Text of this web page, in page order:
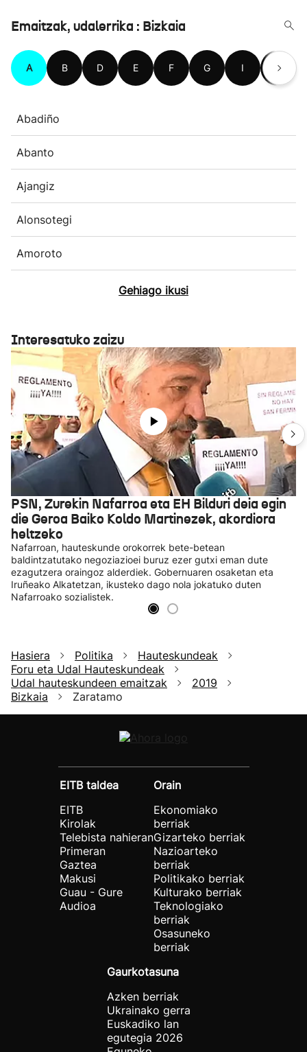
Emaitzak, udalerrika : Bizkaia
A B D E F G I J
Abadiño
Abanto
Ajangiz
Alonsotegi
Amoroto
Gehiago ikusi
Interesatuko zaizu
PSN, Zurekin Nafarroa eta EH Bilduri deia egin
die Geroa Baiko Koldo Martinezek, akordiora
heltzeko
Nafarroan, hauteskunde orokorrek bete-betean
baldintzatutako negoziazioei buruz ezer gutxi eman dute
ezagutzera oraingoz alderdiek. Gobernuaren osaketan eta
Iruñeako Alkatetzan, ikusteko dago nola jokatuko duten
Nafarroako sozialistek.
Hasiera Politika
Hauteskundeak
Foru eta Udal Hauteskundeak
Udal hauteskundeen emaitzak
2019
Bizkaia
Zaratamo
EITB taldea
EITB
Kirolak
Telebista nahieran
Primeran
Gaztea
Makusi
Guau - Gure
Audioa
Orain
Ekonomiako
berriak
Gizarteko berriak
Nazioarteko
berriak
Politikako berriak
Kulturako berriak
Teknologiako
berriak
Osasuneko
berriak
Gaurkotasuna
Azken berriak
Ukrainako gerra
Euskadiko lan
egutegia 2026